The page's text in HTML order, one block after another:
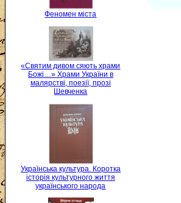
Феномен міста
«Святим дивом сяють храми
Божі…» Храми України в
малярстві, поезії, прозі
Шевченка
Українська культура. Коротка
історія культурного життя
українського народа